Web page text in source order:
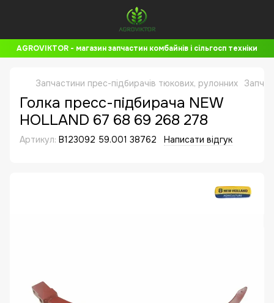
AGROVIKTOR - магазин запчастин комбайнів і сільгосп техніки
Запчастини прес-підбирачів тюкових, рулонних
Голка пресс-підбирача NEW
HOLLAND 67 68 69 268 278
Артикул: B123092 59.001 38762 Написати відгук